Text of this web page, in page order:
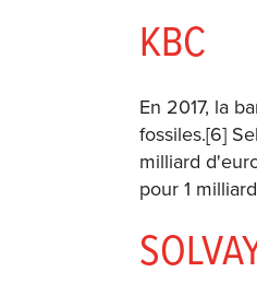
KBC
En 2017, la
fossiles.[6]
milliard
pour 1